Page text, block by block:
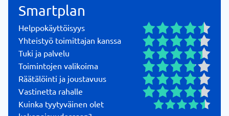
Smartplan
Helppokäyttöisyys
Yhteistyö toimittajan kanssa
Tuki ja palvelu
Toimintojen valikoima
Räätälöinti ja joustavuus
Vastinetta rahalle
Kuinka tyytyväinen olet